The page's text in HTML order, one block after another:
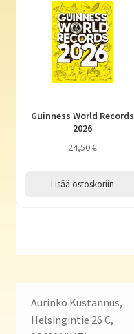
Guinness World Records
2026
24,50€
Lisää ostoskoriin
Aurinko Kustannus,
Helsingintie 26 C,